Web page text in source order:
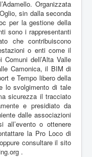
Organizzata
sin dalla seconda
per la gestione della
sono i rappresentanti
che contribuiscono
o enti come il
Comuni dell’Alta Valle
Camonica, il BIM di
e Tempo libero della
lo svolgimento di tale
sicurezza il tracciato
e presidiato da
dalle associazioni
all’evento o ottenere
la Pro Loco di
consultare il sito
.